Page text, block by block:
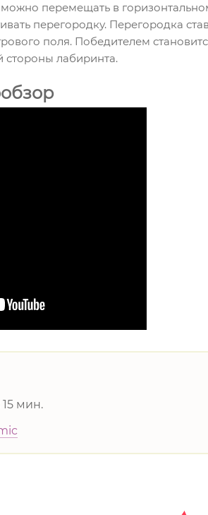
перемещать в
перегородку. Перегородка
поля. Победителем
лабиринта.
15 мин.